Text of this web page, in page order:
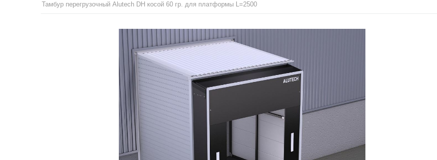
Тамбур перегрузочный Alutech DH косой 60 гр. для платформы L=2500